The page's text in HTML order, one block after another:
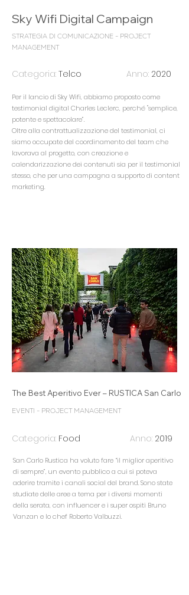
Sky Wifi Digital Campaign
STRATEGIA DI COMUNICAZIONE - PROJECT
MANAGEMENT
Categoria: Telco Anno: 2020
Per il lancio di Sky Wifi, abbiamo proposto come
testimonial digital Charles Leclerc, perché "semplice,
potente e spettacolare”.
Oltre alla contrattualizzazione del testimonial, ci
siamo occupate del coordinamento del team che
lavorava al progetto, con creazione e
calendarizzazione dei contenuti sia per il testimonial
stesso, che per una campagna a supporto di content
marketing.
The Best Aperitivo Ever – RUSTICA San Carlo
EVENTI - PROJECT MANAGEMENT
Categoria: Food Anno: 2019
San Carlo Rustica ha voluto fare “il miglior aperitivo
di sempre”, un evento pubblico a cui si poteva
aderire tramite i canali social del brand. Sono state
studiate delle aree a tema per i diversi momenti
della serata, con influencer e i super ospiti Bruno
Vanzan e lo chef Roberto Valbuzzi.